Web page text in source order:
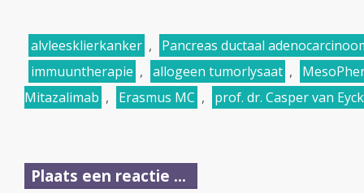
alvleesklierkanker ,
Pancreas ductaal
immuuntherapie , allogeen tumorlysaat ,
Mitazalimab , Erasmus MC , prof. dr. Casper van Eyck
Plaats een reactie ...